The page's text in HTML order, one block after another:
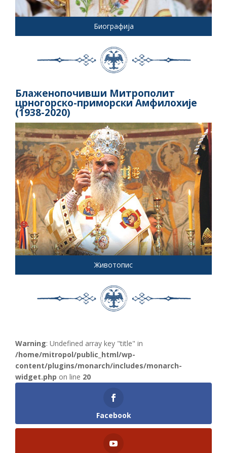
Биографија
Блаженопочивши Митрополит
црногорско-приморски Амфилохије
(1938-2020)
Животопис
Warning: Undefined array key "title" in
/home/mitropol/public_html/wp-
content/plugins/monarch/includes/monarch-
widget.php on line 20
Facebook